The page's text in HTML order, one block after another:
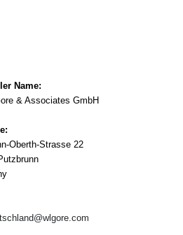
Name:
& Associates GmbH
Oberth-Strasse 22